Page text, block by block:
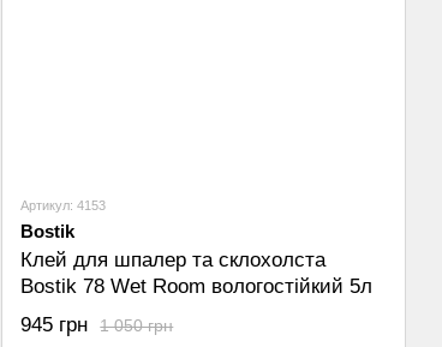
Артикул: 4153
Bostik
Клей для шпалер та склохолста
Bostik 78 Wet Room вологостійкий 5л
1 050 грн
945 грн